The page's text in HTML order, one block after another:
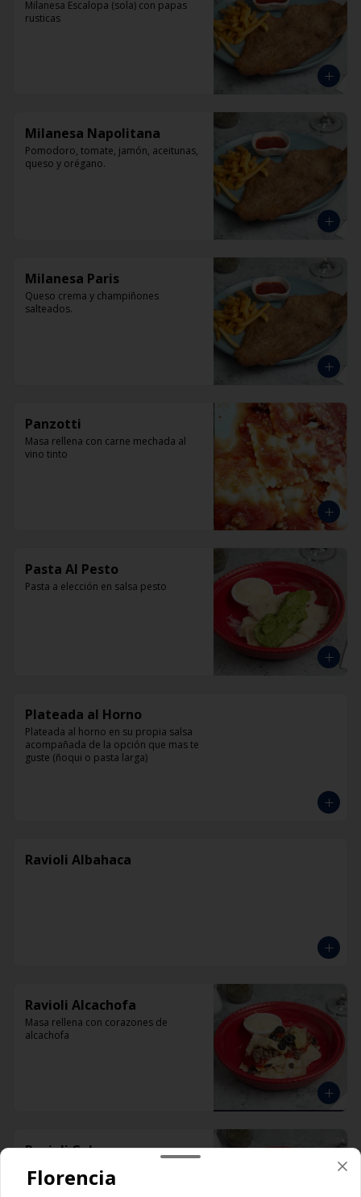
Milanesa Escalopa (sola) con papas
rusticas
Milanesa Napolitana
Pomodoro, tomate, jamón, aceitunas,
queso y orégano.
Milanesa Paris
Queso crema y champiñones
salteados.
Panzotti
Masa rellena con carne mechada al
vino tinto
Pasta Al Pesto
Pasta a elección en salsa pesto
Plateada al Horno
Plateada al horno en su propia salsa
acompañada de la opción que mas te
guste (ñoqui o pasta larga)
Ravioli Albahaca
Ravioli Alcachofa
Masa rellena con corazones de
alcachofa
Ravioli Cabra
Pasta rellena con queso de cabra y
aceitunas
Florencia